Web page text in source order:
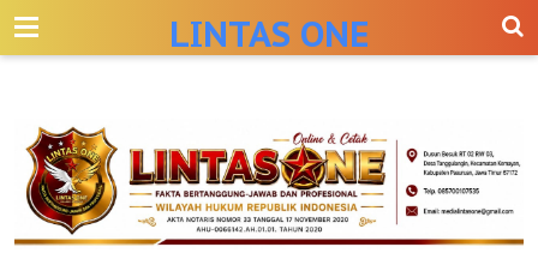
--> LINTAS ONE